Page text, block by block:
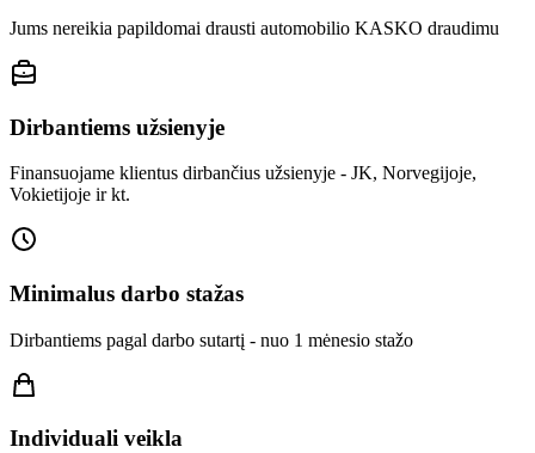
Jums nereikia papildomai drausti automobilio KASKO draudimu
Dirbantiems užsienyje
Finansuojame klientus dirbančius užsienyje - JK, Norvegijoje,
Vokietijoje ir kt.
Minimalus darbo stažas
Dirbantiems pagal darbo sutartį - nuo 1 mėnesio stažo
Individuali veikla